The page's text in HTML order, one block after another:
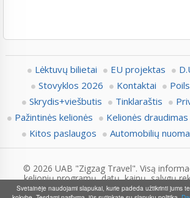
Lėktuvų bilietai EU projektas
Stovyklos 2026
Kontaktai
Skrydis+viešbutis
Tinklaraštis
Pažintinės kelionės
Kelionės draudimas
Kitos paslaugos
Automobilių nuoma
© 2026 UAB "Zigzag Travel". Visą
kelionių programų, datų, kainų, sąlygų
pasitikslinti su Zigzag.lt
Svetainėje naudojami slapukai, kurie padeda užtikrinti jums